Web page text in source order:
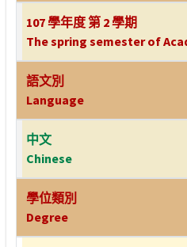
107 學年度 第 2 學期
The spring semester of
語文別
Language
中文
Chinese
學位類別
Degree